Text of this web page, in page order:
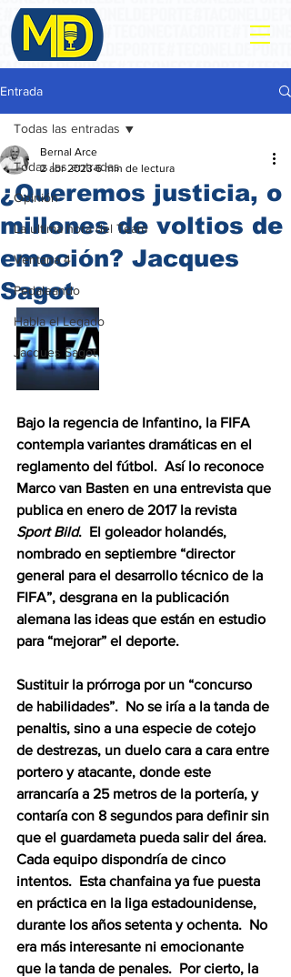
Entrada
Todas las entradas
Opinión
La ultima hora del Team
Ventana 4
Pedaleando
Habla el Legado
Jacques Sagot
Todas las entradas
¿Queremos justicia, o
millones de voltios de
emoción? Jacques
Sagot
Bernal Arce
2 abr 2023 6 min de lectura
Bajo la regencia de Infantino, la FIFA
contempla variantes dramáticas en el
reglamento del fútbol.  Así lo reconoce
Marco van Basten en una entrevista que
publica en enero de 2017 la revista
Sport Bild.  El goleador holandés,
nombrado en septiembre “director
general para el desarrollo técnico de la
FIFA”, desgrana en la publicación
alemana las ideas que están en estudio
para “mejorar” el deporte.
Sustituir la prórroga por un “concurso
de habilidades”.  No se iría a la tanda de
penaltis, sino a una especie de cotejo
de destrezas, un duelo cara a cara entre
portero y atacante, donde este
arrancaría a 25 metros de la portería, y
contaría con 8 segundos para definir sin
que el guardameta pueda salir del área.
Cada equipo dispondría de cinco
intentos.  Esta chanfaina ya fue puesta
en práctica en la liga estadounidense,
durante los años setenta y ochenta.  No
era más interesante ni emocionante
que la tanda de penales.  Por cierto, la